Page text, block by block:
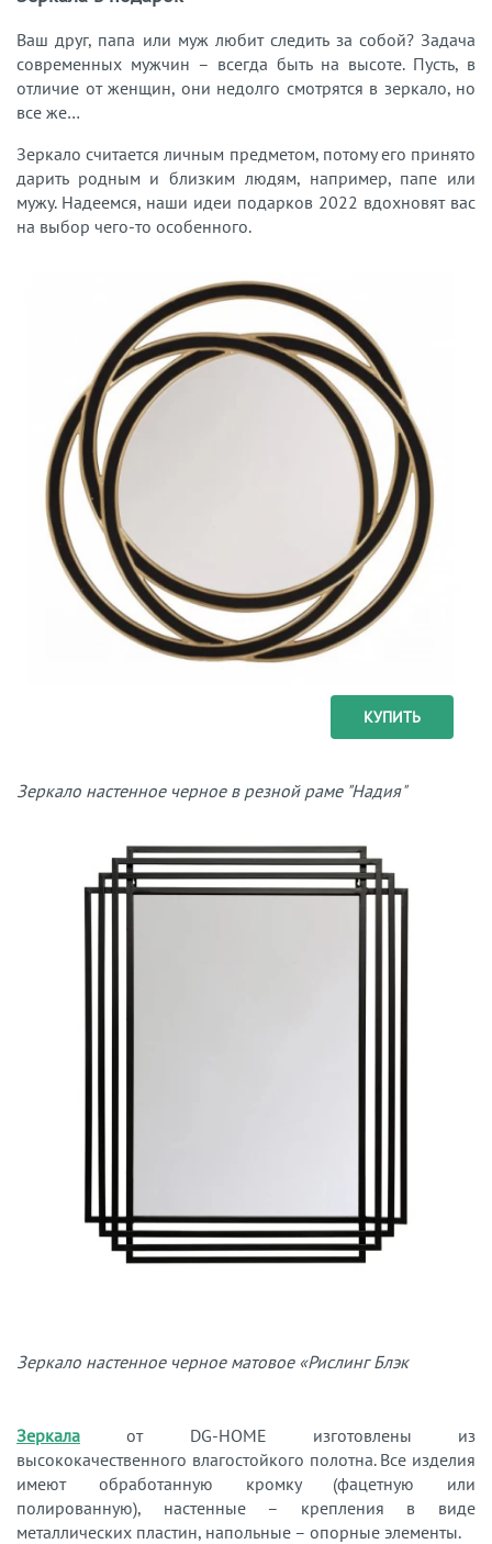
Ваш друг, папа или муж любит следить за собой? Задача
современных мужчин – всегда быть на высоте. Пусть, в
отличие от женщин, они недолго смотрятся в зеркало, но
все же…
Зеркало считается личным предметом, потому его принято
дарить родным и близким людям, например, папе или
мужу. Надеемся, наши идеи подарков 2022 вдохновят вас
на выбор чего-то особенного.
КУПИТЬ
Зеркало настенное черное в резной раме "Надия"
Зеркало настенное черное матовое «Рислинг Блэк
Зеркала от DG-HOME изготовлены из
высококачественного влагостойкого полотна. Все изделия
имеют обработанную кромку (фацетную или
полированную), настенные – крепления в виде
металлических пластин, напольные – опорные элементы.